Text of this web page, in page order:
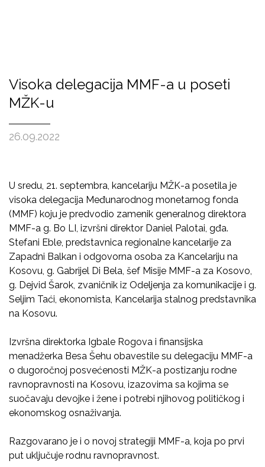
Visoka delegacija MMF-a u poseti
MŽK-u
26.09.2022
U sredu, 21. septembra, kancelariju MŽK-a posetila je
visoka delegacija Međunarodnog monetarnog fonda
(MMF) koju je predvodio zamenik generalnog direktora
MMF-a g. Bo LI, izvršni direktor Daniel Palotai, gđa.
Stefani Eble, predstavnica regionalne kancelarije za
Zapadni Balkan i odgovorna osoba za Kancelariju na
Kosovu, g. Gabrijel Di Bela, šef Misije MMF-a za Kosovo,
g. Dejvid Šarok, zvaničnik iz Odeljenja za komunikacije i g.
Seljim Taći, ekonomista, Kancelarija stalnog predstavnika
na Kosovu.
Izvršna direktorka Igbale Rogova i finansijska
menadžerka Besa Šehu obavestile su delegaciju MMF-a
o dugoročnoj posvećenosti MŽK-a postizanju rodne
ravnopravnosti na Kosovu, izazovima sa kojima se
suočavaju devojke i žene i potrebi njihovog političkog i
ekonomskog osnaživanja.
Razgovarano je i o novoj strategiji MMF-a, koja po prvi
put uključuje rodnu ravnopravnost.